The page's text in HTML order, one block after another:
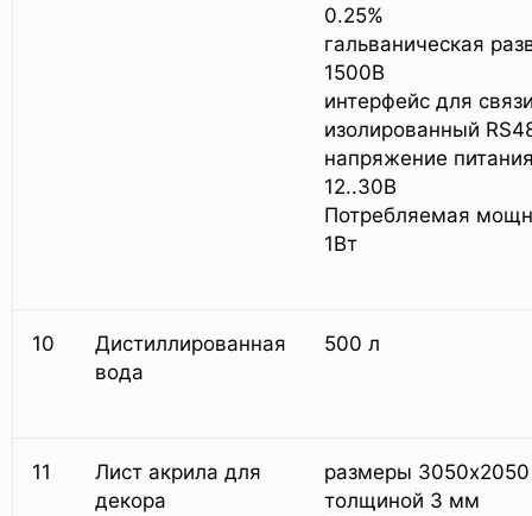
0.25%
гальваническая
1500В
интерфейс для
изолированный
напряжение
12..30В
Потребляемая
1Вт
10
Дистиллированная
вода
500 л
11
Лист акрила для
декора
размеры
толщиной 3 мм